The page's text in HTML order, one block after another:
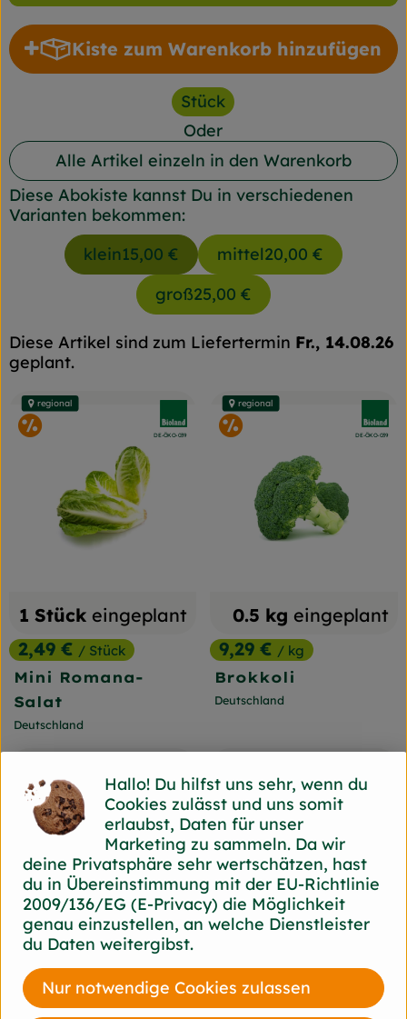
So geht's
Unsere Kisten
Blog
Jetzt bestellen
Kiste zum Warenkorb hinzufügen
Kiste zum Warenkorb
Stück
Oder
Alle Artikel einzeln in den Warenkorb
Diese Abokiste kannst Du in verschiedenen
Varianten bekommen:
klein15,00 € mittel20,00 €
groß25,00 €
Diese Artikel sind zum Liefertermin Fr., 14.08.26
geplant.
, Preis:
2,49 € / Stück
Mini Romana-
Salat
, Herkunft:
Deutschland
1 Stück eingeplant
, Kontrollstelle:
DE-ÖKO-039
im Angebot
regional
, Preis:
9,29 € / kg
Brokkoli
, Herkunft:
Deutschland
0.5 kg eingeplant
, Kontrollstelle:
DE-ÖKO-039
im Angebot
regional
3,69 €/ kg
0.5 kgeingeplant
, Kontrollstelle:
DE-ÖKO-039
8,99 €/ kg
0.5 kgeingeplant
, Kontrollstelle:
DE-ÖKO-039
im Angebot
Hallo! Du hilfst uns sehr, wenn du
Cookies zulässt und uns somit
erlaubst, Daten für unser
Marketing zu sammeln. Da wir
deine Privatsphäre sehr wertschätzen, hast
du in Übereinstimmung mit der EU-Richtlinie
2009/136/EG (E-Privacy) die Möglichkeit
genau einzustellen, an welche Dienstleister
du Daten weitergibst.
Nur notwendige Cookies zulassen